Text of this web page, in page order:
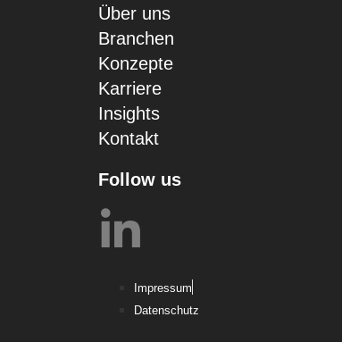
Über uns
Branchen
Konzepte
Karriere
Insights
Kontakt
Follow us
Impressum
Datenschutz